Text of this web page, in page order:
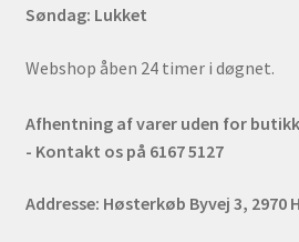
Søndag: Lukket
Webshop åben 24 timer i døgnet.
Afhentning af varer uden for
- Kontakt os på 6167 5127
Addresse: Høsterkøb Byvej 3, 2970